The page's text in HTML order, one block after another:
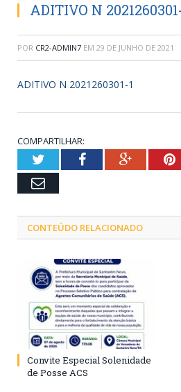
ADITIVO N
POR CR2-ADMIN7 EM 29 DE JUNHO DE 2021
ADITIVO N 2021260301-1
COMPARTILHAR:
TwitterFacebookGoogle+
Email
CONTEÚDO RELACIONADO
Convite Especial Solenidade
de Posse ACS